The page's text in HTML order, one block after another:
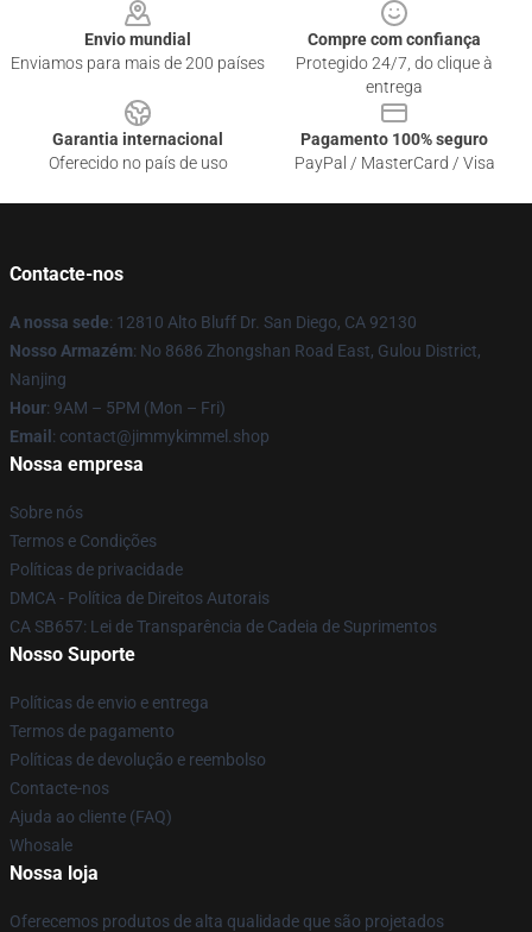
Envio mundial
Enviamos para mais de 200 países
Compre com confiança
Protegido 24/7, do clique à
entrega
Garantia internacional
Oferecido no país de uso
Pagamento 100% seguro
PayPal / MasterCard / Visa
Contacte-nos
A nossa sede: 12810 Alto Bluff Dr. San Diego, CA 92130
Nosso Armazém: No 8686 Zhongshan Road East, Gulou District,
Nanjing
Hour: 9AM – 5PM (Mon – Fri)
Email : contact@jimmykimmel.shop
Nossa empresa
Sobre nós
Termos e Condições
Políticas de privacidade
DMCA - Política de Direitos Autorais
CA SB657: Lei de Transparência de Cadeia de Suprimentos
Nosso Suporte
Políticas de envio e entrega
Termos de pagamento
Políticas de devolução e reembolso
Contacte-nos
Ajuda ao cliente (FAQ)
Whosale
Nossa loja
Oferecemos produtos de alta qualidade que são projetados